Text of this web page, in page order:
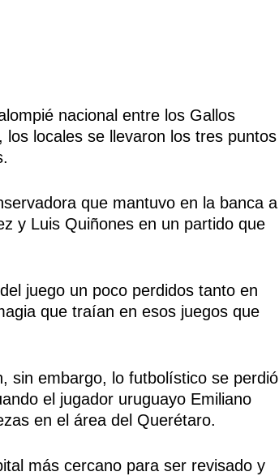
nacional entre los Gallos
locales se llevaron los tres puntos
que mantuvo en la banca a
y Luis Quiñones en un partido que
juego un poco perdidos tanto en
que traían en esos juegos que
sin embargo, lo futbolístico se perdió
el jugador uruguayo Emiliano
en el área del Querétaro.
más cercano para ser revisado y